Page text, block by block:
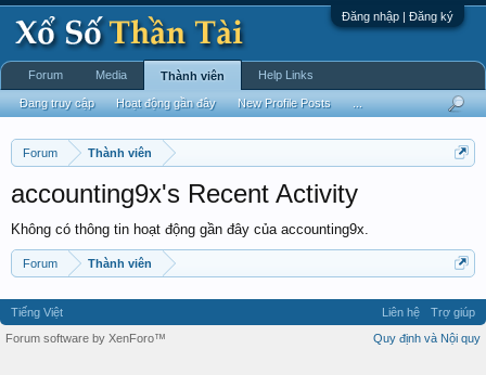
Đăng nhập | Đăng ký
Forum Thành viên
accounting9x's Recent Activity
Không có thông tin hoạt động gần đây của accounting9x.
Forum Thành viên
Forum Media Thành viên
Đang truy cập Hoạt động gần đây New Profile Posts
Help Links
Tiếng Việt Liên hệ
Trợ giúp
Quy định và Nội quy
Forum software by XenForo™